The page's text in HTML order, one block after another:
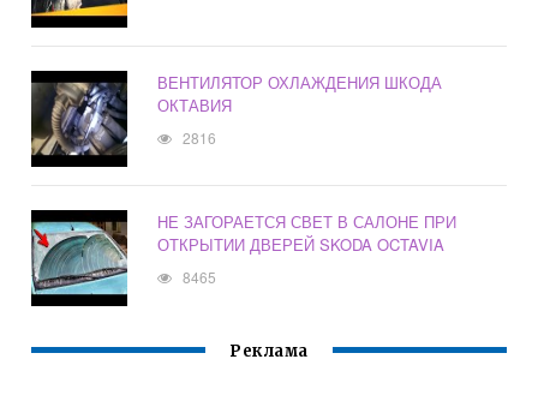
ВЕНТИЛЯТОР ОХЛАЖДЕНИЯ ШКОДА
ОКТАВИЯ
2816
НЕ ЗАГОРАЕТСЯ СВЕТ В САЛОНЕ ПРИ
ОТКРЫТИИ ДВЕРЕЙ SKODA OCTAVIA
8465
Реклама